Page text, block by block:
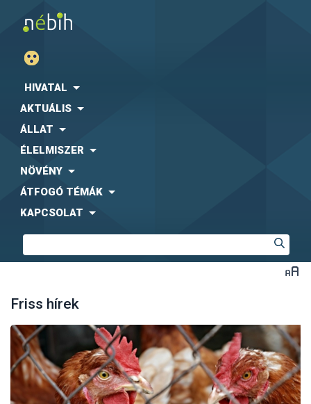
HIVATAL
AKTUÁLIS
ÁLLAT
ÉLELMISZER
NÖVÉNY
ÁTFOGÓ TÉMÁK
KAPCSOLAT
Friss hírek